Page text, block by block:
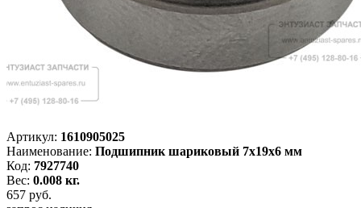
Артикул: 1610905025
Наименование: Подшипник шариковый 7x19x6 мм
Код: 7927740
Вес: 0.008 кг.
657 руб.